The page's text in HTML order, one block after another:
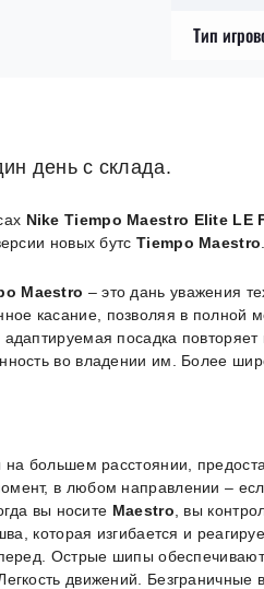
Тип
день с склада.
Nike Tiempo Maestro Elite LE
новых бутс Tiempo Maestro
Maestro – это дань уважения
касание, позволяя в полной
посадка повторяет
во владении им. Более
на большем расстоянии,
в любом направлении –
вы носите Maestro , вы
которая изгибается и
Острые шипы обеспечивают
движений. Безграничные